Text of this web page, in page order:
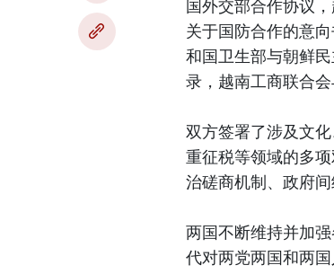
国外交部合作协议
关于国防合作的意
和国卫生部与朝鲜
录，越南工商联合会
双方签署了涉及文
重征税等领域的多
治磋商机制、政府
两国不断维持并加
代对两党两国和两